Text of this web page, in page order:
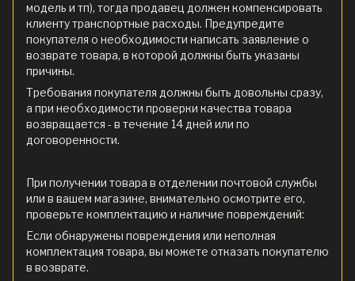
модель и тп), тогда продавец должен компенсировать
клиенту транспортные расходы. Предупредите
покупателя о необходимости написать заявление о
возврате товара, в которой должны быть указаны
причины.
Требования покупателя должны быть довольны сразу,
а при необходимости проверки качества товара
возвращается - в течение 14 дней или по
договоренности.
При получении товара в отделении почтовой службы
или в вашем магазине, внимательно осмотрите его,
проверьте комплектацию и наличие повреждений:
Если обнаружены повреждения или неполная
комплектация товара, вы можете отказать покупателю
в возврате.